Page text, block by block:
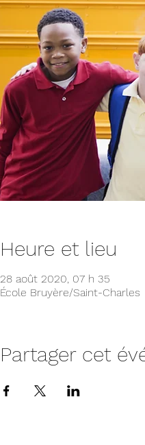
Heure et lieu
28 août 2020, 07 h 35
École Bruyère/Saint-Charles
Partager cet